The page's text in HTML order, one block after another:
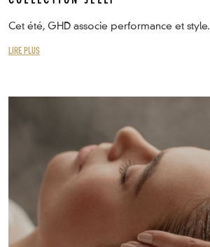
Cet été, GHD associe performance et style.
LIRE PLUS